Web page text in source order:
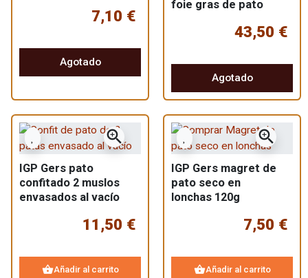
7,10 €
Agotado
foie gras de pato
43,50 €
Agotado
zoom_in
IGP Gers pato
confitado 2 muslos
envasados al vacío
11,50 €
shopping_basketAñadir al carrito
zoom_in
IGP Gers magret de
pato seco en
lonchas 120g
7,50 €
shopping_basketAñadir al carrito